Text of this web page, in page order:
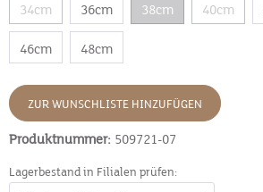
34cm 36cm 38cm 40cm
46cm 48cm
ZUR WUNSCHLISTE HINZUFÜGEN
Produktnummer: 509721-07
Lagerbestand in Filialen prüfen: